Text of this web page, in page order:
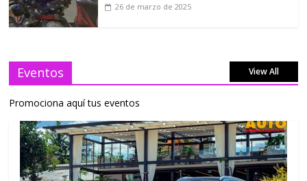
26 de marzo de 2025
Eventos View All
Promociona aquí tus eventos